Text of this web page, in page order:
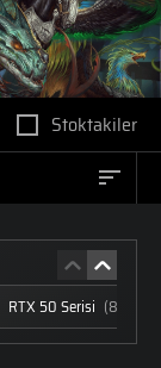
Stoktakiler
RTX 50 Serisi (83)